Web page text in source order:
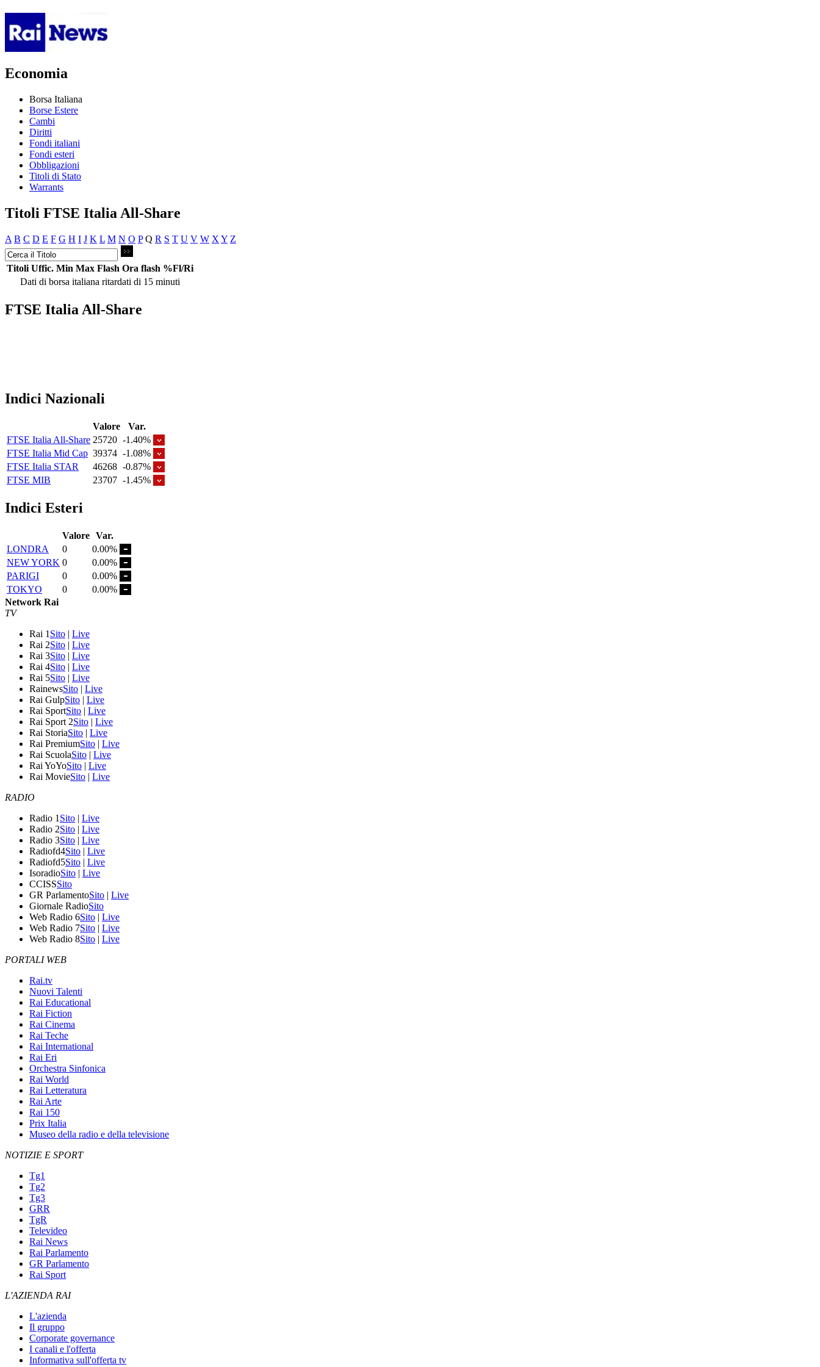
Economia
Borsa Italiana
Borse Estere
Cambi
Diritti
Fondi italiani
Fondi esteri
Obbligazioni
Titoli di Stato
Warrants
Titoli FTSE Italia All-Share
A B C D E F G H I J K L M N O P Q R S T U V W X Y Z
Titoli Uffic. Min Max Flash Ora flash %Fl/Ri
Dati di borsa italiana ritardati di 15 minuti
FTSE Italia All-Share
Indici Nazionali
Valore
Var.
FTSE Italia All-Share 25720 -1.40%
FTSE Italia Mid Cap 39374 -1.08%
FTSE Italia STAR
46268 -0.87%
FTSE MIB
23707 -1.45%
Indici Esteri
Valore Var.
LONDRA
0
0.00%
NEW YORK 0
0.00%
PARIGI
0
0.00%
TOKYO
0
0.00%
Network Rai
TV
Rai 1 Sito | Live
Rai 2Sito | Live
Rai 3Sito | Live
Rai 4Sito | Live
Rai 5Sito | Live
RainewsSito | Live
Rai GulpSito | Live
Rai SportSito | Live
Rai Sport 2Sito | Live
Rai StoriaSito | Live
Rai PremiumSito | Live
Rai ScuolaSito | Live
Rai YoYoSito | Live
Rai MovieSito | Live
RADIO
Radio 1 Sito | Live
Radio 2Sito | Live
Radio 3Sito | Live
Radiofd4Sito | Live
Radiofd5Sito | Live
IsoradioSito | Live
CCISSSito
GR ParlamentoSito | Live
Giornale RadioSito
Web Radio 6Sito | Live
Web Radio 7Sito | Live
Web Radio 8Sito | Live
PORTALI WEB
Rai.tv
Nuovi Talenti
Rai Educational
Rai Fiction
Rai Cinema
Rai Teche
Rai International
Rai Eri
Orchestra Sinfonica
Rai World
Rai Letteratura
Rai Arte
Rai 150
Prix Italia
Museo della radio e della televisione
NOTIZIE E SPORT
Tg1
Tg2
Tg3
GRR
TgR
Televideo
Rai News
Rai Parlamento
GR Parlamento
Rai Sport
L'AZIENDA RAI
L'azienda
Il gruppo
Corporate governance
I canali e l'offerta
Informativa sull'offerta tv